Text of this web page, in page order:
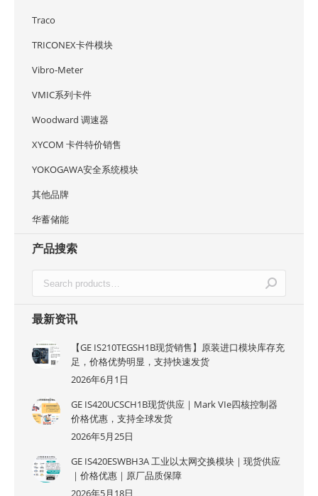
Traco
TRICONEX卡件模块
Vibro-Meter
VMIC系列卡件
Woodward 调速器
XYCOM 卡件特价销售
YOKOGAWA安全系统模块
其他品牌
华蓄储能
产品搜索
最新资讯
【GE IS210TEGSH1B现货销售】原装进口模块库存充
足，价格优势明显，支持快速发货
2026年6月1日
GE IS420UCSCH1B现货供应｜Mark VIe四核控制器
价格优惠，支持全球发货
2026年5月25日
GE IS420ESWBH3A 工业以太网交换模块｜现货供应
｜价格优惠｜原厂品质保障
2026年5月18日